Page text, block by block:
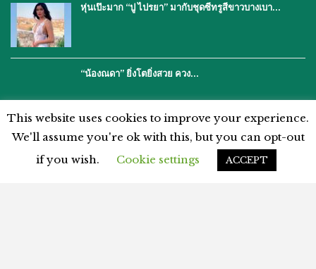
หุ่นเป๊ะมาก “ปู ไปรยา” มากับชุดซีทรูสีขาวบางเบา…
“น้องณดา” ยิ่งโตยิ่งสวย ควง…
นโยบายความเป็นส่วนตัว
This website uses cookies to improve your experience.
We'll assume you're ok with this, but you can opt-out
if you wish.
Cookie settings ACCEPT